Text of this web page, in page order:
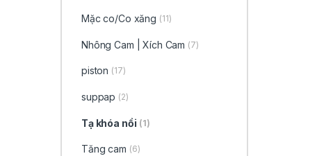
Mặc co/Co xăng (11)
Nhông Cam | Xích Cam (7)
piston (17)
suppap (2)
Tạ khóa nồi (1)
Tăng cam (6)